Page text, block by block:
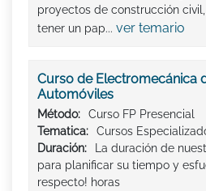
proyectos de construcción
tener un pap... ver temario
Curso de Electromecánica
Automóviles
Método:
Curso FP Presencial
Tematica:
Cursos
Duración:
La duración de
para planificar su tiempo y
respecto! horas